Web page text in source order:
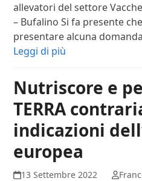
allevatori del settore
– Bufalino Si fa presente
presentare alcuna
Leggi di più
Nutriscore e
TERRA
indicazioni
europea
13 Settembre 2022